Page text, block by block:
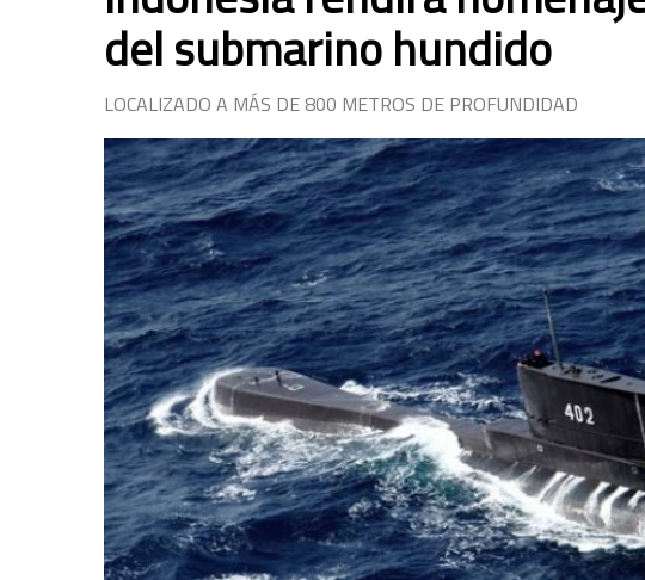
del submarino hundido
LOCALIZADO A MÁS DE 800 METROS DE PROFUNDIDAD